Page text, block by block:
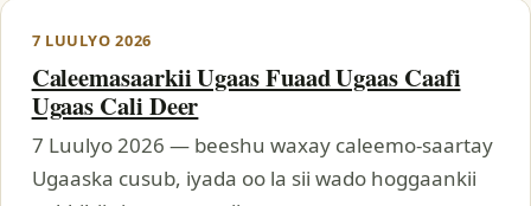
7 LUULYO 2026
Caleemasaarkii Ugaas Fuaad Ugaas Caafi
Ugaas Cali Deer
7 Luulyo 2026 — beeshu waxay caleemo-saartay
Ugaaska cusub, iyada oo la sii wado hoggaankii